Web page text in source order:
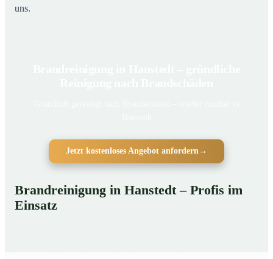
uns.
Jetzt kostenloses Angebot anfordern→
Brandreinigung in Hanstedt – Profis im
Einsatz